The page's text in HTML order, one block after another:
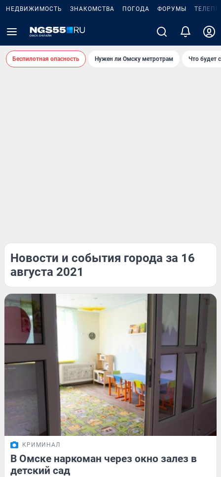
НЕДВИЖИМОСТЬ ЗНАКОМСТВА ПОГОДА ФОРУМЫ
Беспилотная опасность Нужен ли Омску метротрам Что будет
Новости и события города за 16
августа 2021
КРИМИНАЛ
В Омске наркоман через окно залез в
детский сад